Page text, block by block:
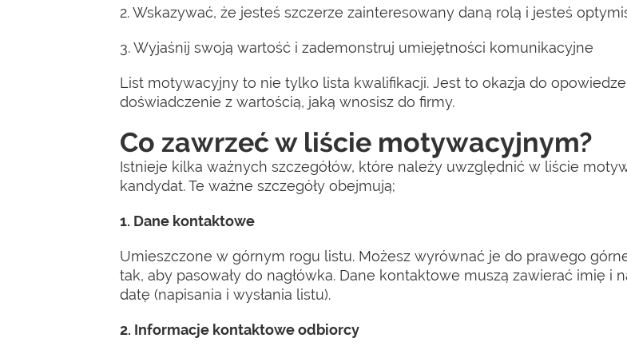
2. Wskazywać, że jesteś szczerze zainteresowany daną rolą i jesteś
3. Wyjaśnij swoją wartość i zademonstruj umiejętności komunikacyjne
List motywacyjny to nie tylko lista kwalifikacji. Jest to okazja do
doświadczenie z wartością, jaką wnosisz do firmy.
Co zawrzeć w liście motywacyjnym?
Istnieje kilka ważnych szczegółów, które należy uwzględnić w liście
kandydat. Te ważne szczegóły obejmują;
1. Dane kontaktowe
Umieszczone w górnym rogu listu. Możesz wyrównać je do prawego
tak, aby pasowały do nagłówka. Dane kontaktowe muszą zawierać imię i
datę (napisania i wysłania listu).
2. Informacje kontaktowe odbiorcy